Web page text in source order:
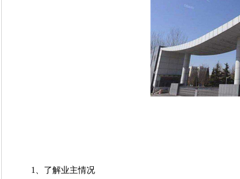
1、了解业主情况